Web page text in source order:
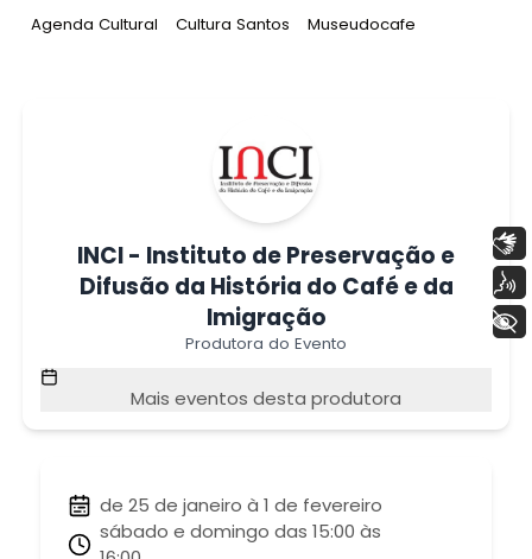
Tag:
Agenda Cultural Tag:
Cultura Santos Tag:
Museudocafe
INCI - Instituto de Preservação e
Difusão da História do Café e da
Imigração
Produtora do Evento
Mais eventos desta produtora
de 25 de janeiro à 1 de fevereiro
sábado e domingo das 15:00 às
Libras
Voz
+ Acessibilidade